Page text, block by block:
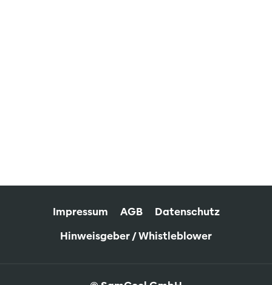
Impressum AGB
Datenschutz
Hinweisgeber / Whistleblower